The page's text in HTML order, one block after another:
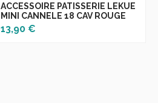
ACCESSOIRE PATISSERIE LEKUE
MINI CANNELE 18 CAV ROUGE
13,90 €